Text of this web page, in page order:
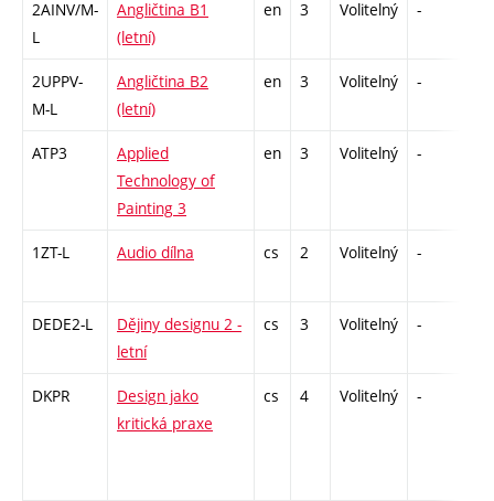
2AINV/M-
L
Angličtina B1
(letní)
en 3 Volitelný -
2UPPV-
M-L
Angličtina B2
(letní)
en 3 Volitelný -
ATP3
Applied
Technology of
Painting 3
en 3 Volitelný -
1ZT-L Audio dílna cs 2 Volitelný -
DEDE2-L
Dějiny designu 2 -
letní
cs 3 Volitelný -
DKPR
Design jako
kritická praxe
cs 4 Volitelný -